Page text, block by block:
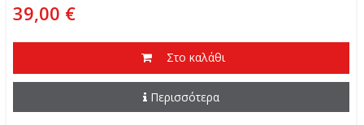
39,00 €
Στο καλάθι
Περισσότερα